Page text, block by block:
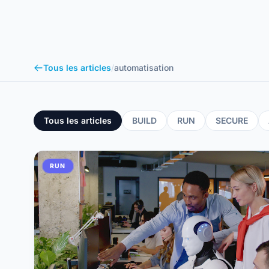
Tous les articles/automatisation
Tous les articles BUILD RUN SECURE
RUN